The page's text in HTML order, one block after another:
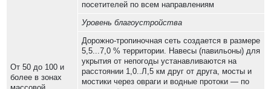
От 50 до 100 и
более в зонах
посетителей по всем направлениям
Уровень благоустройства
Дорожно-тропиночная сеть создается в размере
5,5...7,0 % территории. Навесы (павильоны) для
укрытия от непогоды устанавливаются на
расстоянии 1,0..Л,5 км друг от друга, мосты и
мостики через овраги и водные протоки — по